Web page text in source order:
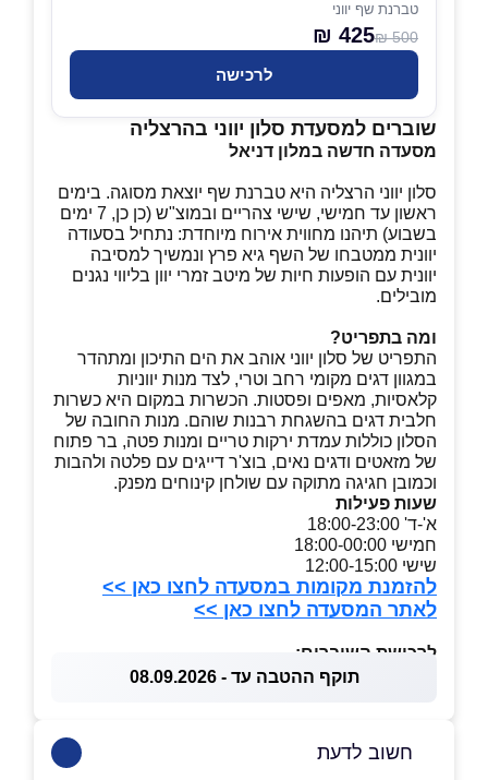
טברנת שף יווני
500 ₪
425 ₪
לרכישה
שוברים למסעדת סלון יווני בהרצליה
מסעדה חדשה במלון דניאל
סלון יווני הרצליה היא טברנת שף יוצאת מסוגה. בימים
ראשון עד חמישי, שישי צהריים ובמוצ"ש (כן כן, 7 ימים
בשבוע) תיהנו מחווית אירוח מיוחדת: נתחיל בסעודה
יוונית ממטבחו של השף גיא פרץ ונמשיך למסיבה
יוונית עם הופעות חיות של מיטב זמרי יוון בליווי נגנים
מובילים.
ומה בתפריט?
התפריט של סלון יווני אוהב את הים התיכון ומתהדר
במגוון דגים מקומי רחב וטרי, לצד מנות יווניות
קלאסיות, מאפים ופסטות. הכשרות במקום היא כשרות
חלבית דגים בהשגחת רבנות שוהם. מנות החובה של
הסלון כוללות עמדת ירקות טריים ומנות פטה, בר פתוח
של מזאטים ודגים נאים, בוצ'ר דייגים עם פלטה ולהבות
וכמובן חגיגה מתוקה עם שולחן קינוחים מפנק.
שעות פעילות
א'-ד' 18:00-23:00
חמישי 18:00-00:00
שישי 12:00-15:00
להזמנת מקומות במסעדה לחצו כאן >>
לאתר המסעדה לחצו כאן >>
לרכישת השוברים:
תוקף ההטבה עד - 08.09.2026
חשוב לדעת